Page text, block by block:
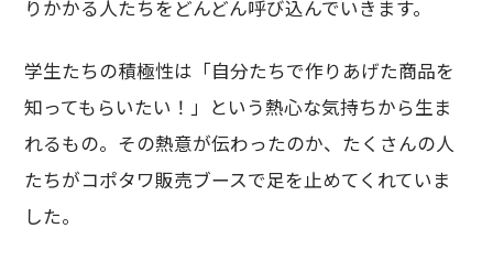
りかかる人たちをどんどん呼び込んでいきます。
学生たちの積極性は「自分たちで作りあげた商品を
知ってもらいたい！」という熱心な気持ちから生ま
れるもの。その熱意が伝わったのか、たくさんの人
たちがコポタワ販売ブースで足を止めてくれていま
した。